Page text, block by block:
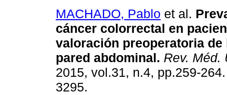
MACHADO, Pablo et al.
cáncer colorrectal en
valoración preoperatoria de
pared abdominal. Rev. Méd.
2015, vol.31, n.4, pp.259-
3295.